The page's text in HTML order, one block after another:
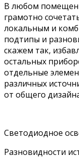
В любом
грамотно
локальным и
подтипы и
скажем так,
остальных
отдельные
различных
от общего
Светодиодное
Разновидности